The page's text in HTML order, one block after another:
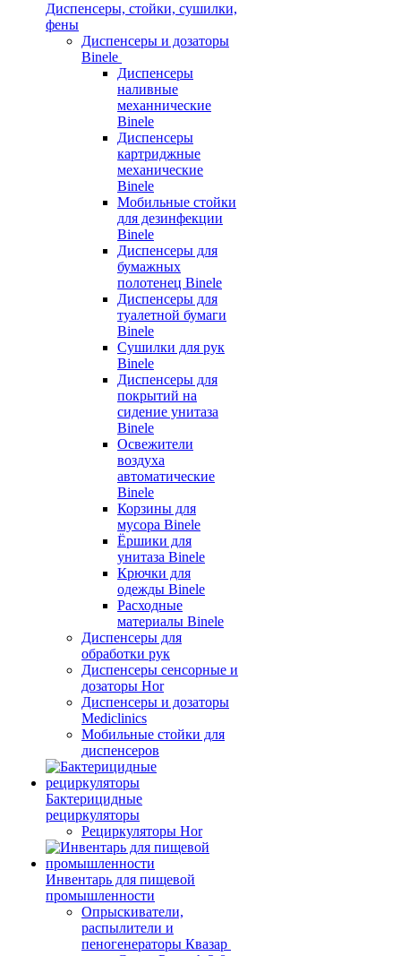
Диспенсеры, стойки, сушилки,
фены
Диспенсеры и дозаторы
Binele
Диспенсеры
наливные
механнические
Binele
Диспенсеры
картриджные
механические
Binele
Мобильные стойки
для дезинфекции
Binele
Диспенсеры для
бумажных
полотенец Binele
Диспенсеры для
туалетной бумаги
Binele
Сушилки для рук
Binele
Диспенсеры для
покрытий на
сидение унитаза
Binele
Освежители
воздуха
автоматические
Binele
Корзины для
мусора Binele
Ёршики для
унитаза Binele
Крючки для
одежды Binele
Расходные
материалы Binele
Диспенсеры для
обработки рук
Диспенсеры сенсорные и
дозаторы Hor
Диспенсеры и дозаторы
Mediclinics
Мобильные стойки для
диспенсеров
Бактерицидные
рециркуляторы
Рециркуляторы Hor
Инвентарь для пищевой
промышленности
Опрыскиватели,
распылители и
пеногенераторы Квазар